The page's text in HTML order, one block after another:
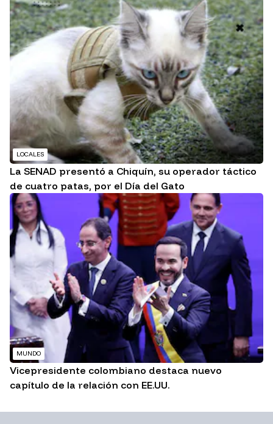
LOCALES
La SENAD presentó a Chiquín, su operador táctico
de cuatro patas, por el Día del Gato
MUNDO
Vicepresidente colombiano destaca nuevo
capítulo de la relación con EE.UU.